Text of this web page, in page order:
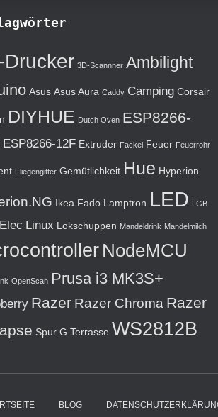
Drucker 3D-Scannner Ambilight
Asus Asus Aura Caddy Camping Corsair
DIYHUE Dutch Oven ESP8266-
ESP8266-12F Extruder Fackel Feuer Feuerrohr
Fliegengitter Gemütlichkeit Hue Hyperion
Ikea Fado Lamptron LED LGB
Linux Lokschuppen Mandeldrink Mandelmilch
NodeMCU
OpenScan Prusa i3 MK3S+
Razer Razer Chroma Razer
Spur G Terrasse WS2812B
BLOG